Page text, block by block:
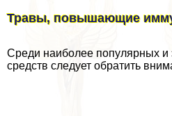
Травы, повышающие
Среди наиболее популярных
средств следует обратить